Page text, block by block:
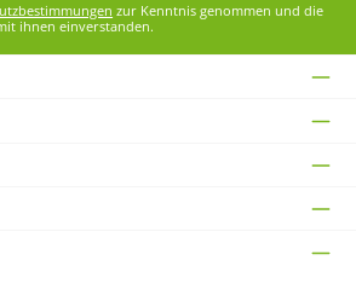
zur Kenntnis genommen und die
ihnen einverstanden.